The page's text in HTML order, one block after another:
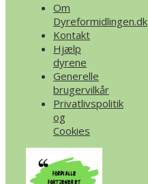
Om
Dyreformidlingen.dk
Kontakt
Hjælp
dyrene
Generelle
brugervilkår
Privatlivspolitik
og
Cookies